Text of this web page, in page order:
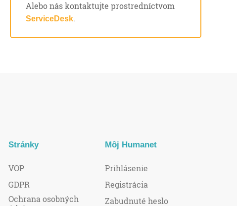
Alebo nás kontaktujte prostredníctvom
ServiceDesk.
Stránky
VOP
GDPR
Ochrana osobných
Môj Humanet
Prihlásenie
Registrácia
Zabudnuté heslo